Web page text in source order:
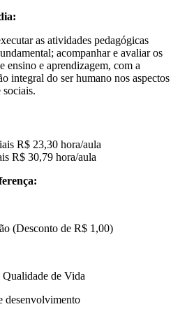
as atividades pedagógicas
acompanhar e avaliar os
ensino e aprendizagem, com a
integral do ser humano nos aspectos
R$ 23,30 hora/aula
R$ 30,79 hora/aula
(Desconto de R$ 1,00)
de Vida
desenvolvimento